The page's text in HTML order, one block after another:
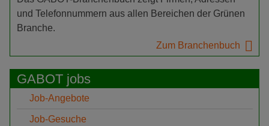
und Telefonnummern aus allen Bereichen der Grünen
Branche.
Zum Branchenbuch
GABOT jobs
Job-Angebote
Job-Gesuche